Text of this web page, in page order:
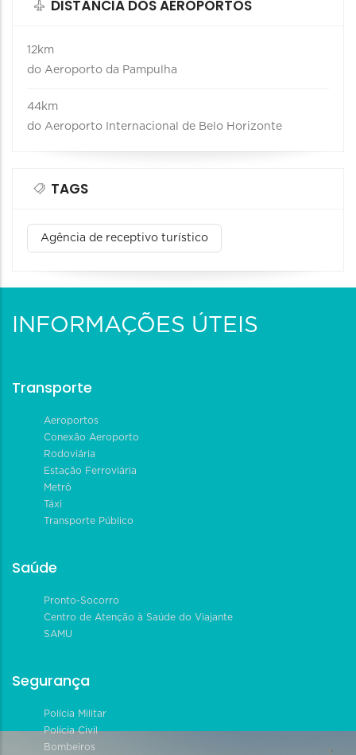
DISTÂNCIA DOS AEROPORTOS
12km
do Aeroporto da Pampulha
44km
do Aeroporto Internacional de Belo Horizonte
TAGS
Agência de receptivo turístico
INFORMAÇÕES ÚTEIS
Transporte
Aeroportos
Conexão Aeroporto
Rodoviária
Estação Ferroviária
Metrô
Táxi
Transporte Público
Saúde
Pronto-Socorro
Centro de Atenção à Saúde do Viajante
SAMU
Segurança
Polícia Militar
Polícia Civil
Bombeiros